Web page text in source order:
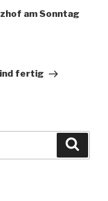
am Sonntag
fertig